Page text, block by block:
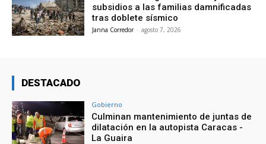
subsidios a las familias damnificadas
tras doblete sísmico
Janna Corredor - agosto 7, 2026
DESTACADO
Gobierno
Culminan mantenimiento de juntas de
dilatación en la autopista Caracas -
La Guaira